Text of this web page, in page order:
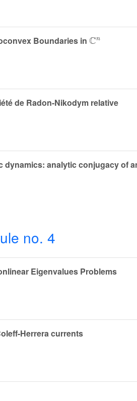
Boundaries in
de Radon-Nikodym relative
dynamics: analytic conjugacy of
no. 4
Eigenvalues Problems
Herrera currents